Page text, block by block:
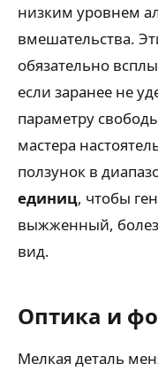
низким уровнем
вмешательства.
обязательно
если заранее не
параметру
мастера
ползунок в
единиц, чтобы
выжженный,
вид.
Оптика и
Мелкая деталь